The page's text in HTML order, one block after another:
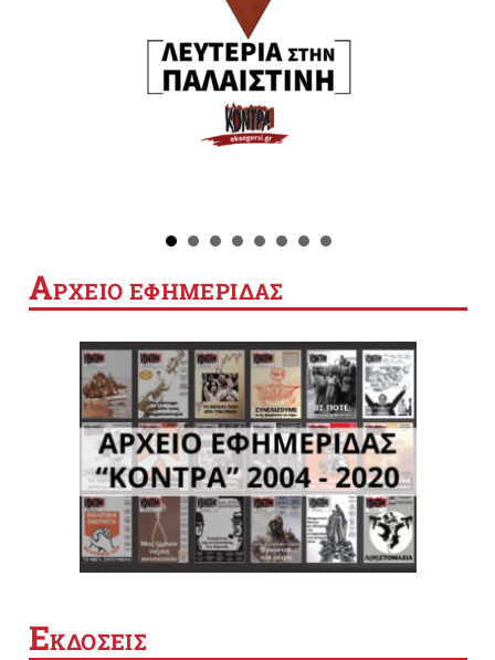
ΑΡΧΕΙΟ ΕΦΗΜΕΡΙΔΑΣ
ΕΚΔΟΣΕΙΣ